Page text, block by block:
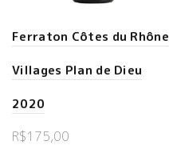
Ferraton Côtes du Rhône
Villages Plan de Dieu
2020
R$175,00